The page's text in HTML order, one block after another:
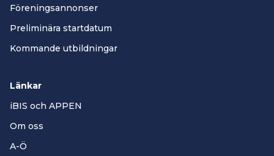
Föreningsannonser
Preliminära startdatum
Kommande utbildningar
Länkar
iBIS och APPEN
Om oss
A-Ö